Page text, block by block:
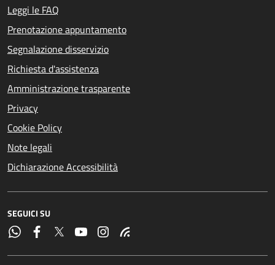
Leggi le FAQ
Prenotazione appuntamento
Segnalazione disservizio
Richiesta d'assistenza
Amministrazione trasparente
Privacy
Cookie Policy
Note legali
Dichiarazione Accessibilità
SEGUICI SU